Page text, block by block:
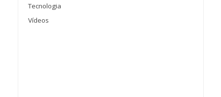
Tecnologia
Vídeos